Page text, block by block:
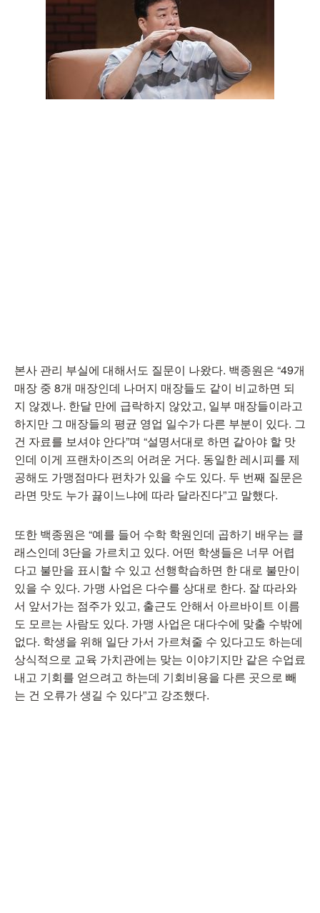
본사 관리 부실에 대해서도 질문이 나왔다. 백종원은 “49개
매장 중 8개 매장인데 나머지 매장들도 같이 비교하면 되
지 않겠나. 한달 만에 급락하지 않았고, 일부 매장들이라고
하지만 그 매장들의 평균 영업 일수가 다른 부분이 있다. 그
건 자료를 보셔야 안다”며 “설명서대로 하면 같아야 할 맛
인데 이게 프랜차이즈의 어려운 거다. 동일한 레시피를 제
공해도 가맹점마다 편차가 있을 수도 있다. 두 번째 질문은
라면 맛도 누가 끓이느냐에 따라 달라진다”고 말했다.
또한 백종원은 “예를 들어 수학 학원인데 곱하기 배우는 클
래스인데 3단을 가르치고 있다. 어떤 학생들은 너무 어렵
다고 불만을 표시할 수 있고 선행학습하면 한 대로 불만이
있을 수 있다. 가맹 사업은 다수를 상대로 한다. 잘 따라와
서 앞서가는 점주가 있고, 출근도 안해서 아르바이트 이름
도 모르는 사람도 있다. 가맹 사업은 대다수에 맞출 수밖에
없다. 학생을 위해 일단 가서 가르쳐줄 수 있다고도 하는데
상식적으로 교육 가치관에는 맞는 이야기지만 같은 수업료
내고 기회를 얻으려고 하는데 기회비용을 다른 곳으로 빼
는 건 오류가 생길 수 있다”고 강조했다.